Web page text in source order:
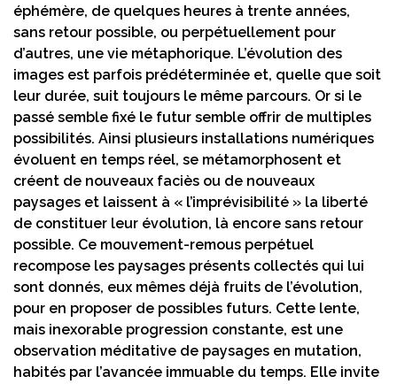
éphémère, de quelques heures à trente années,
sans retour possible, ou perpétuellement pour
d’autres, une vie métaphorique. L’évolution des
images est parfois prédéterminée et, quelle que soit
leur durée, suit toujours le même parcours. Or si le
passé semble fixé le futur semble offrir de multiples
possibilités. Ainsi plusieurs installations numériques
évoluent en temps réel, se métamorphosent et
créent de nouveaux faciès ou de nouveaux
paysages et laissent à « l’imprévisibilité » la liberté
de constituer leur évolution, là encore sans retour
possible. Ce mouvement-remous perpétuel
recompose les paysages présents collectés qui lui
sont donnés, eux mêmes déjà fruits de l’évolution,
pour en proposer de possibles futurs. Cette lente,
mais inexorable progression constante, est une
observation méditative de paysages en mutation,
habités par l’avancée immuable du temps. Elle invite